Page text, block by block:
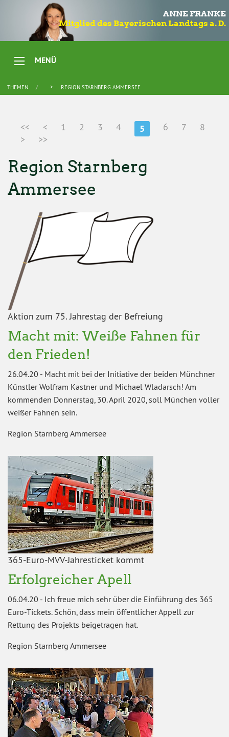
ANNE FRANKE
Mitglied des Bayerischen Landtags a. D.
MENÜ
THEMEN REGION STARNBERG AMMERSEE
<< < 1 2 3 4 5 6 7
8
>
>>
Region Starnberg
Ammersee
Aktion zum 75. Jahrestag der Befreiung
Macht mit: Weiße Fahnen für
den Frieden!
26.04.20 - Macht mit bei der Initiative der beiden Münchner
Künstler Wolfram Kastner und Michael Wladarsch! Am
kommenden Donnerstag, 30. April 2020, soll München voller
weißer Fahnen sein.
Region Starnberg Ammersee
365-Euro-MVV-Jahresticket kommt
Erfolgreicher Apell
06.04.20 - Ich freue mich sehr über die Einführung des 365
Euro-Tickets. Schön, dass mein öffentlicher Appell zur
Rettung des Projekts beigetragen hat.
Region Starnberg Ammersee